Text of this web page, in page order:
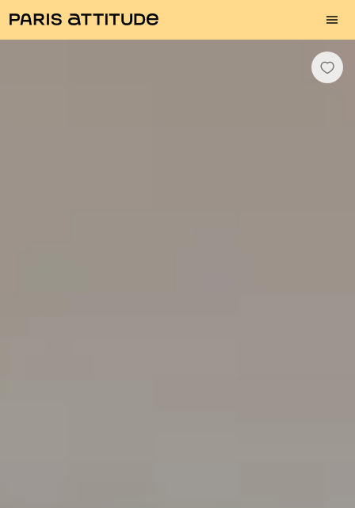
Fotos Descrição Equipamentos Bairro